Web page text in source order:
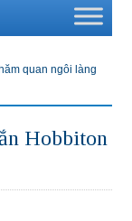
quan ngôi làng
Hobbiton